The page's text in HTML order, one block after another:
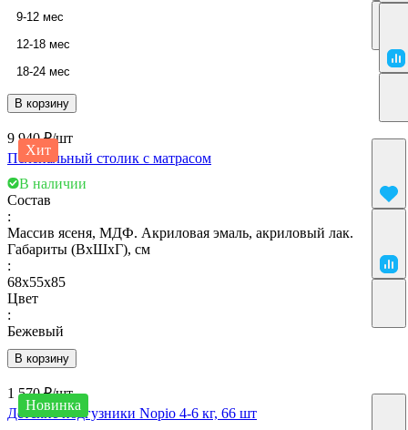
В корзину
9-12 мес
12-18 мес
18-24 мес
Хит
9 940 ₽/шт
Пеленальный столик с матрасом
В наличии
В корзину
Состав
:
Массив ясеня, МДФ. Акриловая эмаль, акриловый лак.
Габариты (ВхШхГ), см
:
68х55х85
Цвет
:
Бежевый
Новинка
1 570 ₽/шт
Детские подгузники Nopio 4-6 кг, 66 шт